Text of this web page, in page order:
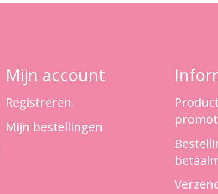
Mijn account
Registreren
Mijn bestellingen